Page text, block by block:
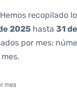
recopilado
2025 hasta 31
por mes: